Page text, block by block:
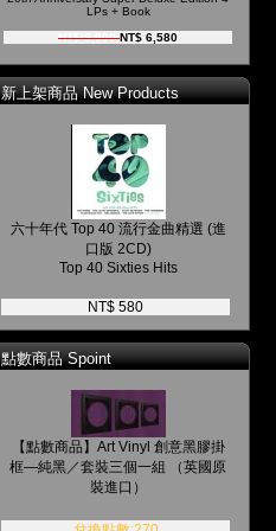
LPs + Book
NT$ 8,800NT$ 6,580
新上架商品 New Products
六十年代 Top 40 流行金曲精選 (進
口版 2CD)
Top 40 Sixties Hits
NT$ 580
點數商品 Spoint
【點數商品】Art Vinyl 創意黑膠掛
框—純黑／套裝三個一組 （英國原
裝進口）